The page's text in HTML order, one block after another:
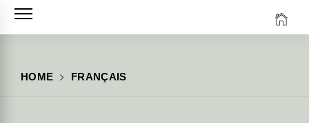
Skip
HOME FRANÇAIS